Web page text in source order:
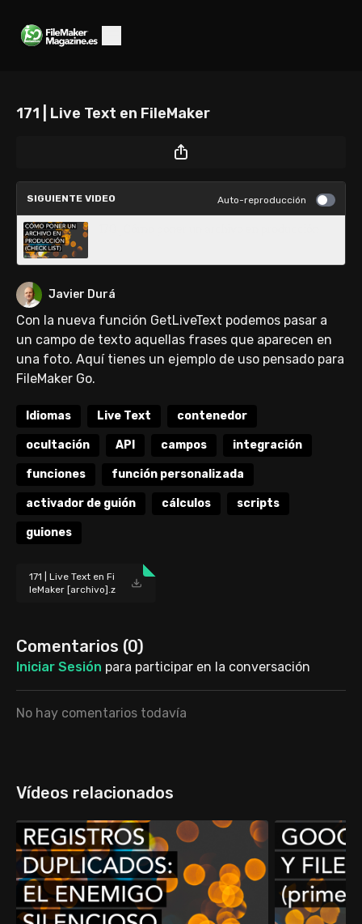
171 | Live Text en FileMaker
SIGUIENTE VIDEO Auto-reproducción
Javier Durá
Con la nueva función GetLiveText podemos pasar a
un campo de texto aquellas frases que aparecen en
una foto. Aquí tienes un ejemplo de uso pensado para
FileMaker Go.
Idiomas Live Text contenedor
ocultación API campos integración
funciones función personalizada
activador de guión cálculos scripts
guiones
171 | Live Text en Fi
leMaker [archivo].z
Comentarios (0)
Iniciar Sesión para participar en la conversación
No hay comentarios todavía
Vídeos relacionados